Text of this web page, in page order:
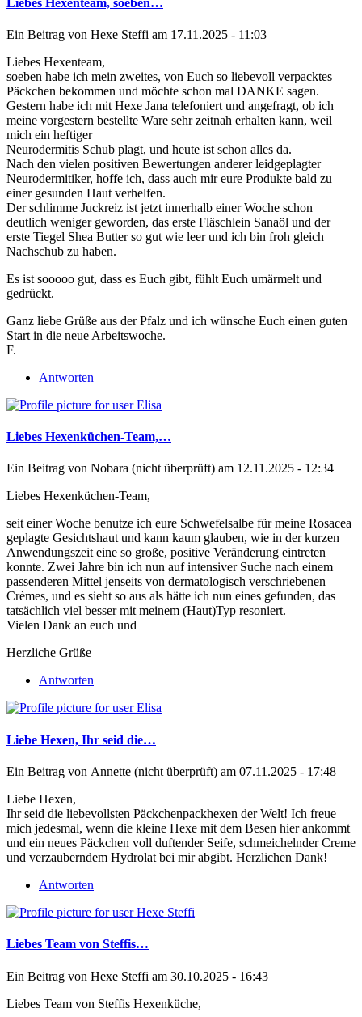
Ein Beitrag von Hexe Steffi am 17.11.2025 - 11:03
Liebes Hexenteam,
soeben habe ich mein zweites, von Euch so liebevoll verpacktes
Päckchen bekommen und möchte schon mal DANKE sagen.
Gestern habe ich mit Hexe Jana telefoniert und angefragt, ob ich
meine vorgestern bestellte Ware sehr zeitnah erhalten kann, weil
mich ein heftiger
Neurodermitis Schub plagt, und heute ist schon alles da.
Nach den vielen positiven Bewertungen anderer leidgeplagter
Neurodermitiker, hoffe ich, dass auch mir eure Produkte bald zu
einer gesunden Haut verhelfen.
Der schlimme Juckreiz ist jetzt innerhalb einer Woche schon
deutlich weniger geworden, das erste Fläschlein Sanaöl und der
erste Tiegel Shea Butter so gut wie leer und ich bin froh gleich
Nachschub zu haben.
Es ist sooooo gut, dass es Euch gibt, fühlt Euch umärmelt und
gedrückt.
Ganz liebe Grüße aus der Pfalz und ich wünsche Euch einen guten
Start in die neue Arbeitswoche.
F.
Antworten
Liebes Hexenküchen-Team,…
Ein Beitrag von Nobara (nicht überprüft) am 12.11.2025 - 12:34
Liebes Hexenküchen-Team,
seit einer Woche benutze ich eure Schwefelsalbe für meine Rosacea
geplagte Gesichtshaut und kann kaum glauben, wie in der kurzen
Anwendungszeit eine so große, positive Veränderung eintreten
konnte. Zwei Jahre bin ich nun auf intensiver Suche nach einem
passenderen Mittel jenseits von dermatologisch verschriebenen
Crèmes, und es sieht so aus als hätte ich nun eines gefunden, das
tatsächlich viel besser mit meinem (Haut)Typ resoniert.
Vielen Dank an euch und
Herzliche Grüße
Antworten
Liebe Hexen, Ihr seid die…
Ein Beitrag von Annette (nicht überprüft) am 07.11.2025 - 17:48
Liebe Hexen,
Ihr seid die liebevollsten Päckchenpackhexen der Welt! Ich freue
mich jedesmal, wenn die kleine Hexe mit dem Besen hier ankommt
und ein neues Päckchen voll duftender Seife, schmeichelnder Creme
und verzauberndem Hydrolat bei mir abgibt. Herzlichen Dank!
Antworten
Liebes Team von Steffis…
Ein Beitrag von Hexe Steffi am 30.10.2025 - 16:43
Liebes Team von Steffis Hexenküche,